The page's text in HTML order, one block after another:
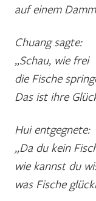
auf einem
Chuang sagte:
„Schau, wie frei
die Fische
Das ist ihre
Hui entgegnete:
„Da du kein
wie kannst du
was Fische